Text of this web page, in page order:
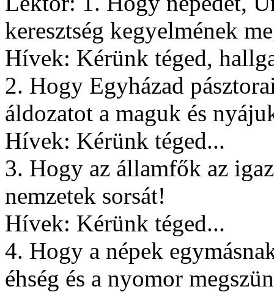
keresztség kegyelmének
Hívek: Kérünk téged,
2. Hogy Egyházad
áldozatot a maguk és
Hívek: Kérünk téged...
3. Hogy az államfők az
nemzetek sorsát!
Hívek: Kérünk téged...
4. Hogy a népek
éhség és a nyomor